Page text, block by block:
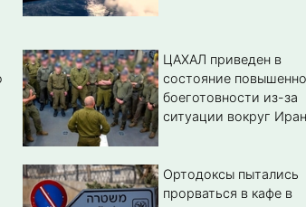
ЦАХАЛ приведен в
состояние
боеготовности из-за
ситуации вокруг
Ортодоксы пытались
прорваться в кафе в